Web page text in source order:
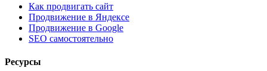
Как продвигать сайт
Продвижение в Яндексе
Продвижение в Google
SEO самостоятельно
Ресурсы